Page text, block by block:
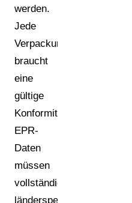
werden.
Jede
Verpackungsart
braucht
eine
gültige
Konformitätserklärung.
EPR-
Daten
müssen
vollständig,
länderspezifisch